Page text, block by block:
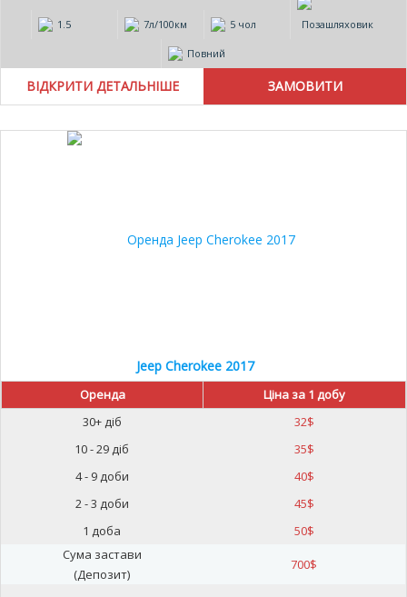
1.5 7л/100км 5 чол Позашляховик
Повний
ВІДКРИТИ ДЕТАЛЬНІШЕ
Jeep Cherokee 2017
Оренда
Ціна за 1 добу
30+ діб
32$
10 - 29 діб
35$
4 - 9 доби
40$
2 - 3 доби
45$
1 доба
50$
Сума застави
(Депозит)
700$